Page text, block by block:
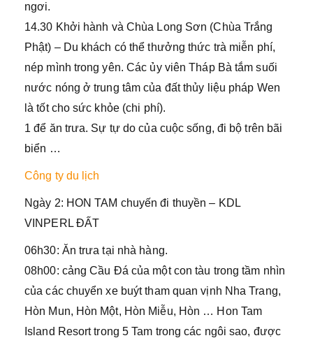
ngơi.
14.30 Khởi hành và Chùa Long Sơn (Chùa Trắng
Phật) – Du khách có thể thưởng thức trà miễn phí,
nép mình trong yên. Các ủy viên Tháp Bà tắm suối
nước nóng ở trung tâm của đất thủy liệu pháp Wen
là tốt cho sức khỏe (chi phí).
1 để ăn trưa. Sự tự do của cuộc sống, đi bộ trên bãi
biển …
Công ty du lịch
Ngày 2: HON TAM chuyến đi thuyền – KDL
VINPERL ĐẤT
06h30: Ăn trưa tại nhà hàng.
08h00: cảng Cầu Đá của một con tàu trong tầm nhìn
của các chuyển xe buýt tham quan vịnh Nha Trang,
Hòn Mun, Hòn Một, Hòn Miễu, Hòn … Hon Tam
Island Resort trong 5 Tam trong các ngôi sao, được